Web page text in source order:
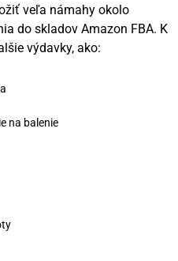
veľa námahy okolo
do skladov Amazon FBA. K
výdavky, ako:
na balenie